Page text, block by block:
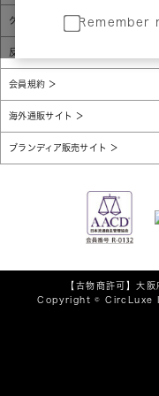
Remember
グローバルプライバシーポリシー
反社会的勢力に対する基本方針
会員規約
海外通販サイト
ブランディア販売サイト
【古物商許可】大
Copyright © CircLuxe